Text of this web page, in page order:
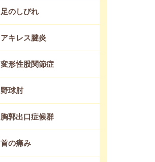
足のしびれ
アキレス腱炎
変形性股関節症
野球肘
胸郭出口症候群
首の痛み